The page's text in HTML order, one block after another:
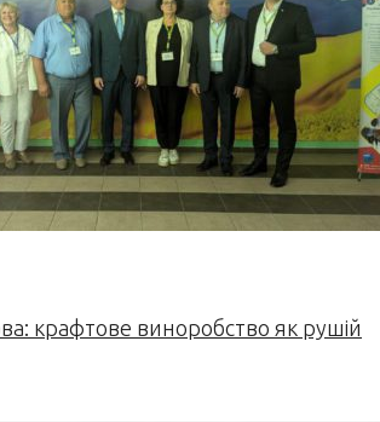
крафтове виноробство як рушій